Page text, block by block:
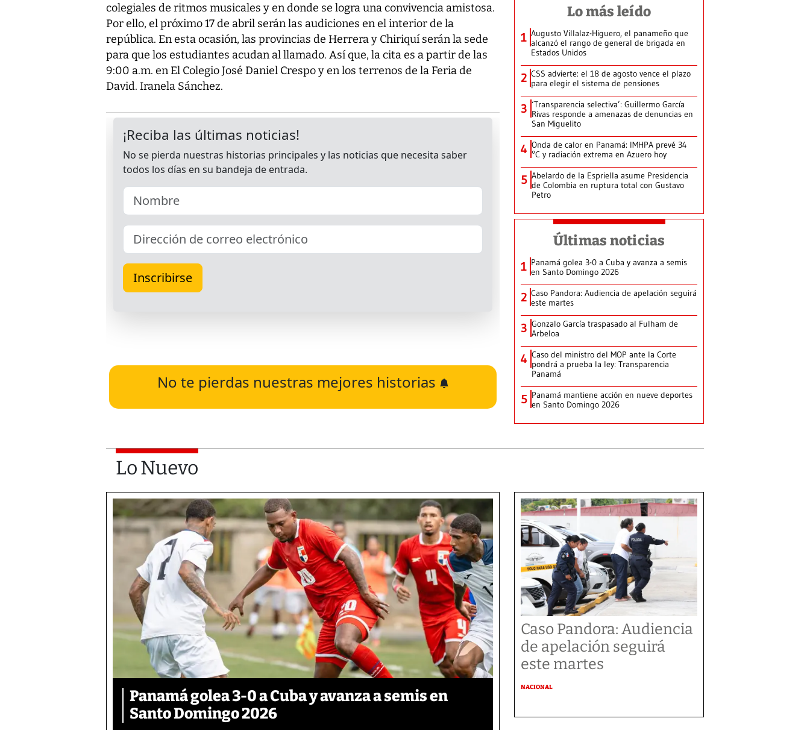
colegiales de ritmos musicales y en donde se logra una convivencia amistosa.
Por ello, el próximo 17 de abril serán las audiciones en el interior de la
república. En esta ocasión, las provincias de Herrera y Chiriquí serán la sede
para que los estudiantes acudan al llamado. Así que, la cita es a partir de las
9:00 a.m. en El Colegio José Daniel Crespo y en los terrenos de la Feria de
David. Iranela Sánchez.
No te pierdas nuestras mejores historias
Lo más leído
1 Augusto Villalaz-Higuero, el panameño que
alcanzó el rango de general de brigada en
Estados Unidos
2 CSS advierte: el 18 de agosto vence el plazo
para elegir el sistema de pensiones
3 ‘Transparencia selectiva’: Guillermo García
Rivas responde a amenazas de denuncias en
San Miguelito
4 Onda de calor en Panamá: IMHPA prevé 34
°C y radiación extrema en Azuero hoy
5 Abelardo de la Espriella asume Presidencia
de Colombia en ruptura total con Gustavo
Petro
Últimas noticias
1 Panamá golea 3-0 a Cuba y avanza a semis
en Santo Domingo 2026
2 Caso Pandora: Audiencia de apelación seguirá
este martes
3 Gonzalo García traspasado al Fulham de
Arbeloa
4 Caso del ministro del MOP ante la Corte
pondrá a prueba la ley: Transparencia
Panamá
5 Panamá mantiene acción en nueve deportes
en Santo Domingo 2026
Lo Nuevo
Panamá golea 3-0 a Cuba y avanza a semis en
Santo Domingo 2026
Caso Pandora: Audiencia
de apelación seguirá
este martes
NACIONAL